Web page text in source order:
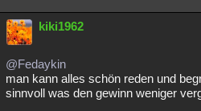
kiki1962
@Fedaykin
man kann alles schön reden und
sinnvoll was den gewinn weniger